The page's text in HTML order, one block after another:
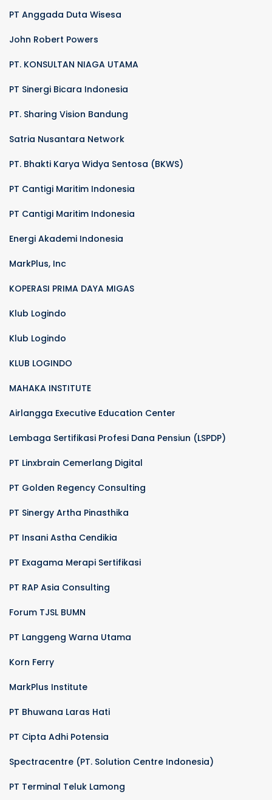
PT Anggada Duta Wisesa
John Robert Powers
PT. KONSULTAN NIAGA UTAMA
PT Sinergi Bicara Indonesia
PT. Sharing Vision Bandung
Satria Nusantara Network
PT. Bhakti Karya Widya Sentosa (BKWS)
PT Cantigi Maritim Indonesia
PT Cantigi Maritim Indonesia
Energi Akademi Indonesia
MarkPlus, Inc
KOPERASI PRIMA DAYA MIGAS
Klub Logindo
Klub Logindo
KLUB LOGINDO
MAHAKA INSTITUTE
Airlangga Executive Education Center
Lembaga Sertifikasi Profesi Dana Pensiun (LSPDP)
PT Linxbrain Cemerlang Digital
PT Golden Regency Consulting
PT Sinergy Artha Pinasthika
PT Insani Astha Cendikia
PT Exagama Merapi Sertifikasi
PT RAP Asia Consulting
Forum TJSL BUMN
PT Langgeng Warna Utama
Korn Ferry
MarkPlus Institute
PT Bhuwana Laras Hati
PT Cipta Adhi Potensia
Spectracentre (PT. Solution Centre Indonesia)
PT Terminal Teluk Lamong